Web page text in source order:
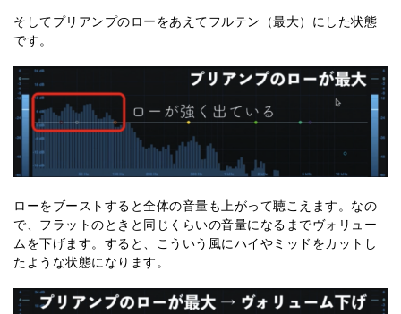
そしてプリアンプのローをあえてフルテン（最大）にした状態
です。
ローをブーストすると全体の音量も上がって聴こえます。なの
で、フラットのときと同じくらいの音量になるまでヴォリュー
ムを下げます。すると、こういう風にハイやミッドをカットし
たような状態になります。